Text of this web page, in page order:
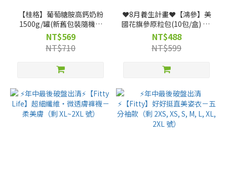
【桂格】葡萄糖胺高鈣奶粉
1500g/罐(新舊包裝隨機出
貨)
NT$569
NT$710
❤️8月養生計畫❤️【鴻參】美
國花旗參原粒包(10包/盒) x 1
盒
NT$488
NT$599